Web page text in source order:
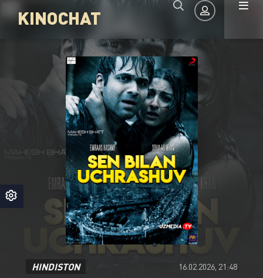
KINOCHAT
Авторизация
HINDISTON 16.02.2026, 21:48